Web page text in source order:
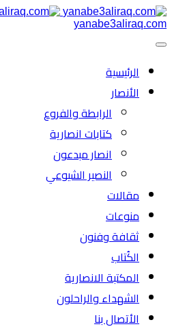
yanabe3aliraq.com
الرئیسية
الأنصار
الرابطة والفروع
كتابات انصارية
انصار مبدعون
النصیر الشیوعي
مقالات
منوعات
ثقافة وفنون
الكُتاب
المكتبة الانصارية
الشهداء والراحلون
الأتصال بنا